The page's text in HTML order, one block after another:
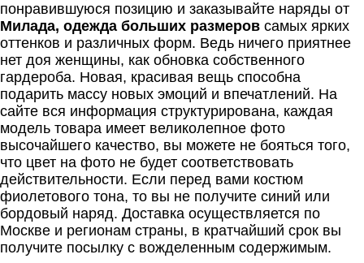
понравившуюся позицию и заказывайте наряды от
Милада, одежда больших размеров самых ярких
оттенков и различных форм. Ведь ничего приятнее
нет доя женщины, как обновка собственного
гардероба. Новая, красивая вещь способна
подарить массу новых эмоций и впечатлений. На
сайте вся информация структурирована, каждая
модель товара имеет великолепное фото
высочайшего качество, вы можете не бояться того,
что цвет на фото не будет соответствовать
действительности. Если перед вами костюм
фиолетового тона, то вы не получите синий или
бордовый наряд. Доставка осуществляется по
Москве и регионам страны, в кратчайший срок вы
получите посылку с вожделенным содержимым.